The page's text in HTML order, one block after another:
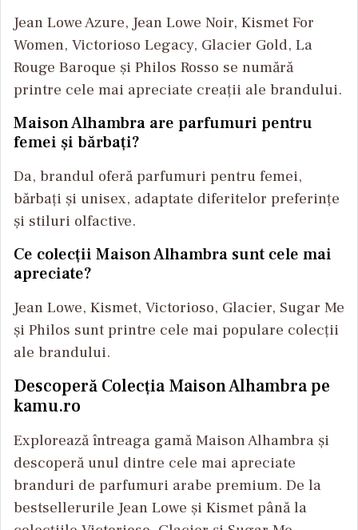
Jean Lowe Azure, Jean Lowe Noir, Kismet For
Women, Victorioso Legacy, Glacier Gold, La
Rouge Baroque și Philos Rosso se numără
printre cele mai apreciate creații ale brandului.
Maison Alhambra are parfumuri pentru
femei și bărbați?
Da, brandul oferă parfumuri pentru femei,
bărbați și unisex, adaptate diferitelor preferințe
și stiluri olfactive.
Ce colecții Maison Alhambra sunt cele mai
apreciate?
Jean Lowe, Kismet, Victorioso, Glacier, Sugar Me
și Philos sunt printre cele mai populare colecții
ale brandului.
Descoperă Colecția Maison Alhambra pe
kamu.ro
Explorează întreaga gamă Maison Alhambra și
descoperă unul dintre cele mai apreciate
branduri de parfumuri arabe premium. De la
bestsellerurile Jean Lowe și Kismet până la